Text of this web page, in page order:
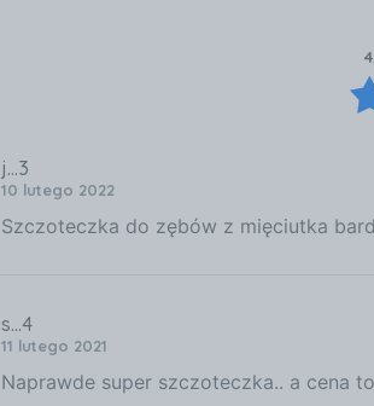
j...3
10 lutego 2022
Szczoteczka do zębów z mięciutka
s...4
11 lutego 2021
Naprawde super szczoteczka.. a cena